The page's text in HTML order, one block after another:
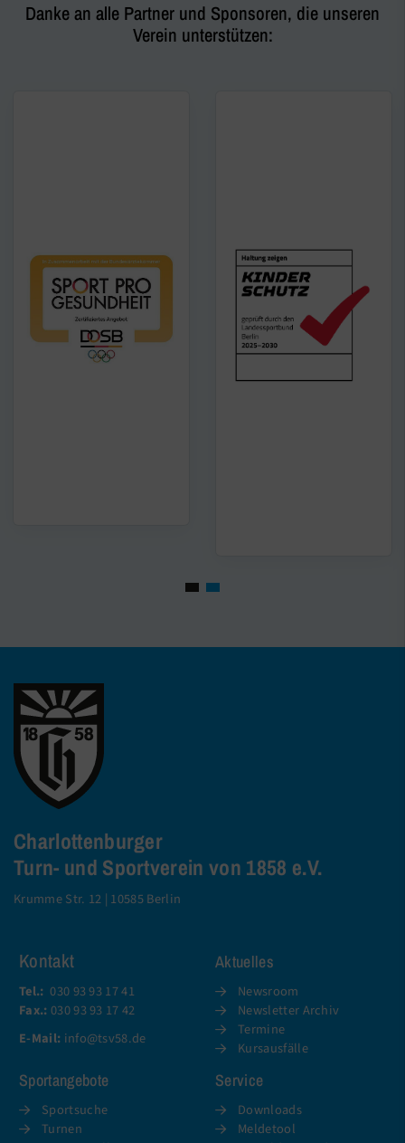
Danke an alle Partner und Sponsoren, die unseren
Verein unterstützen:
Charlottenburger
Turn- und Sportverein von 1858 e.V.
Krumme Str. 12 | 10585 Berlin
Kontakt
Tel.: 030 93 93 17 41
Fax.:030 93 93 17 42
E-Mail: info@tsv58.de
Aktuelles
Newsroom
Newsletter Archiv
Termine
Kursausfälle
Sportangebote
Sportsuche
Turnen
Service
Downloads
Meldetool